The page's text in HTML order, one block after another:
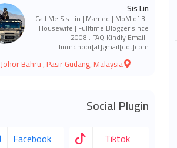
Sis Lin
Call Me Sis Lin | Married | MoM of 3 |
Housewife | Fulltime Blogger since
2008 . FAQ Kindly Email :
linmdnoor[at]gmail[dot]com
Johor Bahru , Pasir Gudang, Malaysia
Social Plugin
Facebook
Tiktok